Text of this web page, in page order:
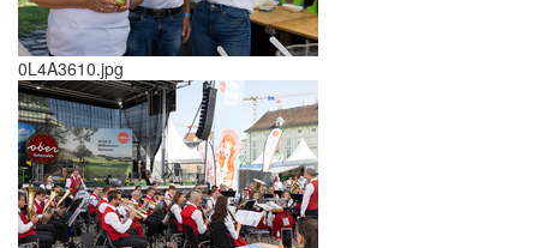
0L4A3610.jpg